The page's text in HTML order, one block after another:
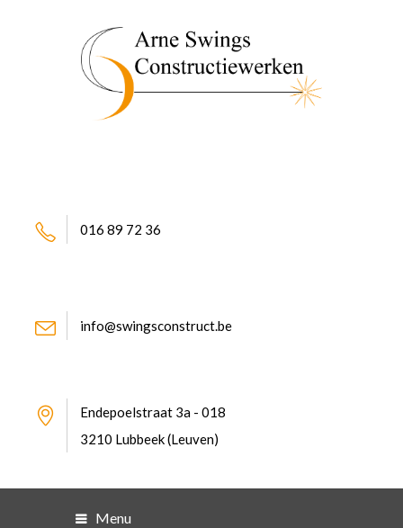
016 89 72 36
info@swingsconstruct.be
Endepoelstraat 3a - 018
3210 Lubbeek (Leuven)
Menu